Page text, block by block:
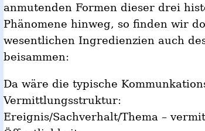
anmutenden Formen dieser drei
Phänomene hinweg, so finden wir
wesentlichen Ingredienzien auch
beisammen:
Da wäre die typische
Vermittlungsstruktur:
Ereignis/Sachverhalt/Thema –